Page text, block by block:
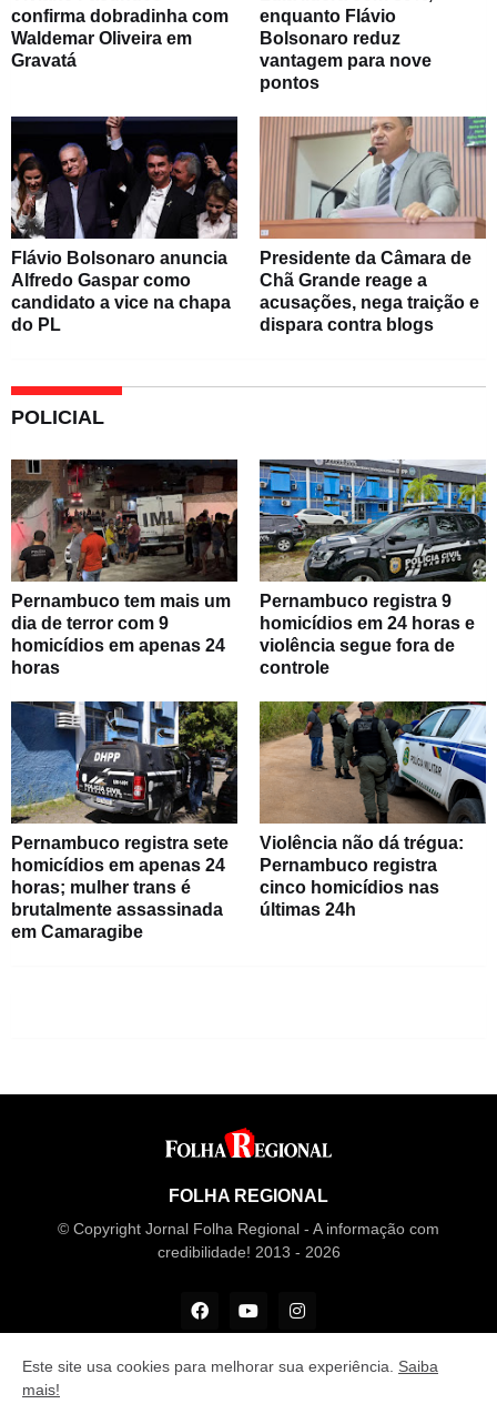
confirma dobradinha com
Waldemar Oliveira em
Gravatá
enquanto Flávio
Bolsonaro reduz
vantagem para nove
pontos
Flávio Bolsonaro anuncia
Alfredo Gaspar como
candidato a vice na chapa
do PL
Presidente da Câmara de
Chã Grande reage a
acusações, nega traição e
dispara contra blogs
POLICIAL
Pernambuco tem mais um
dia de terror com 9
homicídios em apenas 24
horas
Pernambuco registra 9
homicídios em 24 horas e
violência segue fora de
controle
Pernambuco registra sete
homicídios em apenas 24
horas; mulher trans é
brutalmente assassinada
em Camaragibe
Violência não dá trégua:
Pernambuco registra
cinco homicídios nas
últimas 24h
FOLHA REGIONAL
© Copyright Jornal Folha Regional - A informação com
credibilidade! 2013 - 2026
Este site usa cookies para melhorar sua experiência. Saiba
mais!